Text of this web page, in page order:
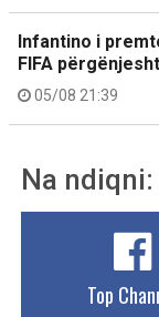
Infantino i
FIFA
05/08 21:39
Na ndiqni:
Top